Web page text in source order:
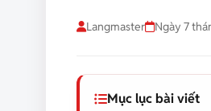
Langmaster Ngày 7
Mục lục bài viết